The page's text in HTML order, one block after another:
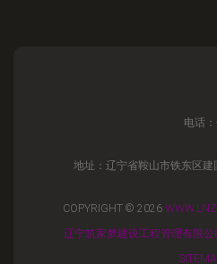
电话：
地址：辽宁省鞍山市铁东区
COPYRIGHT © 2026
辽宁筑家梦建设工程管理有限公